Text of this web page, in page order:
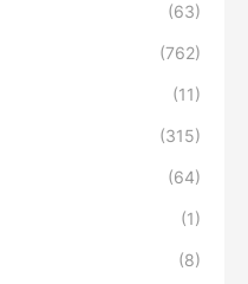
(63)
(762)
(11)
(315)
(64)
(1)
(8)